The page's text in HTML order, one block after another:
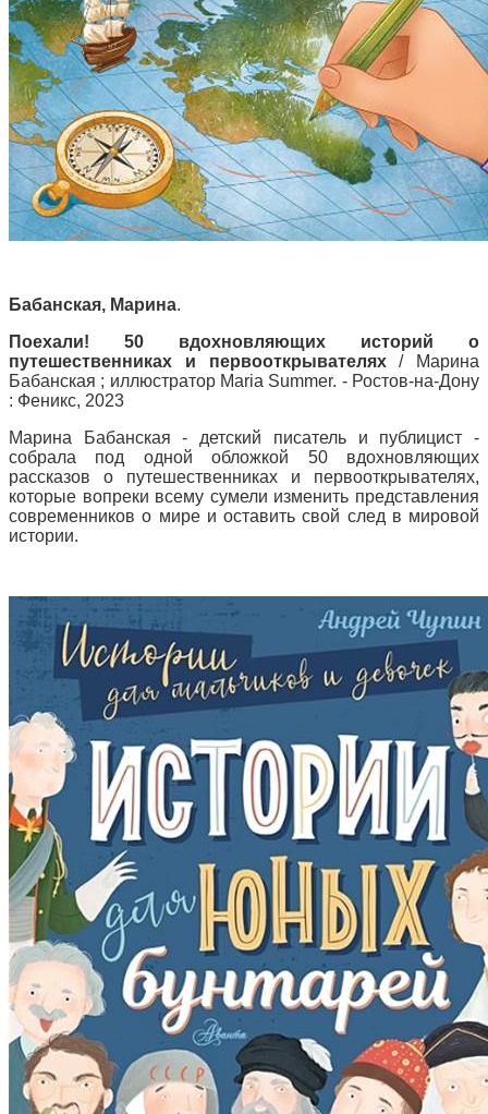
Бабанская, Марина.
Поехали! 50 вдохновляющих историй о
путешественниках и первооткрывателях/ Марина
Бабанская ; иллюстратор Maria Summer. - Ростов-на-Дону
: Феникс, 2023
Марина Бабанская - детский писатель и публицист -
собрала под одной обложкой 50 вдохновляющих
рассказов о путешественниках и первооткрывателях,
которые вопреки всему сумели изменить представления
современников о мире и оставить свой след в мировой
истории.